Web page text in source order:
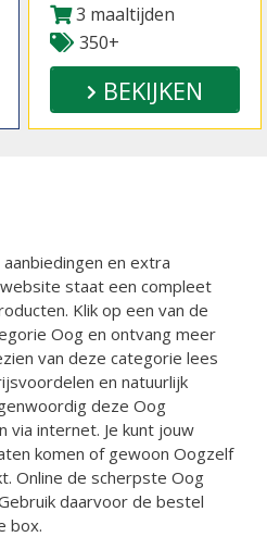
3 maaltijden
350+
BEKIJKEN
en extra
staat een compleet
Klik op een van de
Oog en ontvang meer
van deze categorie lees
en natuurlijk
deze Oog
via internet. Je kunt jouw
komen of gewoon Oogzelf
Online de scherpste Oog
daarvoor de bestel
box.